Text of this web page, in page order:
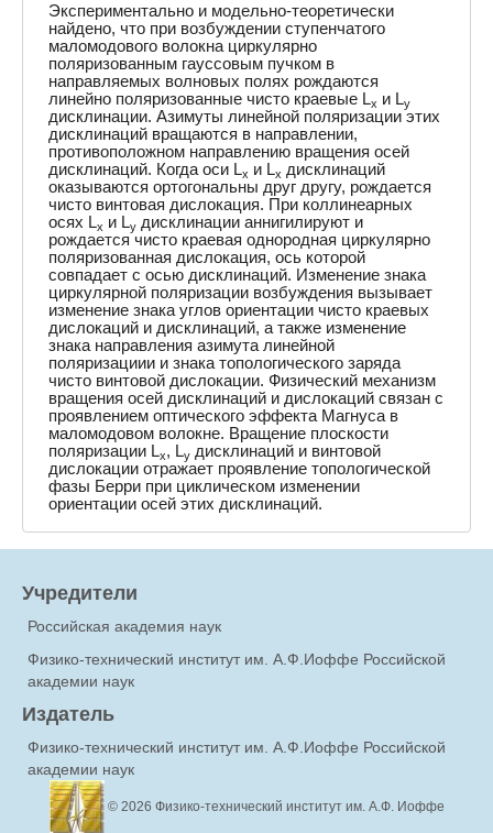
Экспериментально и модельно-теоретически
найдено, что при возбуждении ступенчатого
маломодового волокна циркулярно
поляризованным гауссовым пучком в
направляемых волновых полях рождаются
линейно поляризованные чисто краевые Lx и Ly
дисклинации. Азимуты линейной поляризации этих
дисклинаций вращаются в направлении,
противоположном направлению вращения осей
дисклинаций. Когда оси Lx и Lx дисклинаций
оказываются ортогональны друг другу, рождается
чисто винтовая дислокация. При коллинеарных
осях Lx и Ly дисклинации аннигилируют и
рождается чисто краевая однородная циркулярно
поляризованная дислокация, ось которой
совпадает с осью дисклинаций. Изменение знака
циркулярной поляризации возбуждения вызывает
изменение знака углов ориентации чисто краевых
дислокаций и дисклинаций, а также изменение
знака направления азимута линейной
поляризациии и знака топологического заряда
чисто винтовой дислокации. Физический механизм
вращения осей дисклинаций и дислокаций связан с
проявлением оптического эффекта Магнуса в
маломодовом волокне. Вращение плоскости
поляризации Lx, Ly дисклинаций и винтовой
дислокации отражает проявление топологической
фазы Берри при циклическом изменении
ориентации осей этих дисклинаций.
Учредители
Российская академия наук
Физико-технический институт им. А.Ф.Иоффе Российской
академии наук
Издатель
Физико-технический институт им. А.Ф.Иоффе Российской
академии наук
© 2026 Физико-технический институт им. А.Ф. Иоффе